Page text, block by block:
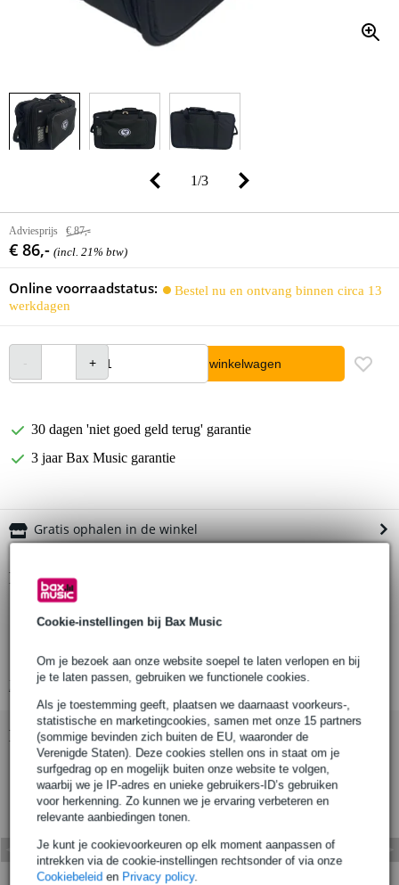
Cookie-instellingen bij Bax Music
Om je bezoek aan onze website soepel te laten verlopen en bij
je te laten passen, gebruiken we functionele cookies.
Als je toestemming geeft, plaatsen we daarnaast voorkeurs-,
statistische en marketingcookies, samen met onze 15 partners
(sommige bevinden zich buiten de EU, waaronder de
Verenigde Staten). Deze cookies stellen ons in staat om je
surfgedrag op en mogelijk buiten onze website te volgen,
waarbij we je IP-adres en unieke gebruikers-ID’s gebruiken
voor herkenning. Zo kunnen we je ervaring verbeteren en
relevante aanbiedingen tonen.
Je kunt je cookievoorkeuren op elk moment aanpassen of
intrekken via de cookie-instellingen rechtsonder of via onze
Cookiebeleid en Privacy policy.
1/3
Adviesprijs € 87,-
€ 86,- (incl. 21% btw)
Online voorraadstatus:
Bestel nu en ontvang binnen circa 13
werkdagen
In winkelwagen
30 dagen 'niet goed geld terug' garantie
3 jaar Bax Music garantie
Gratis ophalen in de winkel
Productinformatie
soepele, zachte koffer
slijtvast en waterdicht
Bekijk alle productspecificaties
Bekijk ook eens (5)